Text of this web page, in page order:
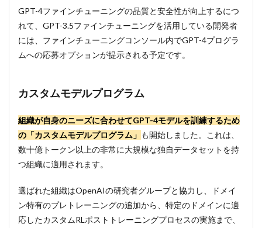
GPT-4ファインチューニングの品質と安全性が向上するにつ
れて、GPT-3.5ファインチューニングを活用している開発者
には、ファインチューニングコンソール内でGPT-4プログラ
ムへの応募オプションが提示される予定です。
カスタムモデルプログラム
組織が自身のニーズに合わせてGPT-4モデルを訓練するため
の「カスタムモデルプログラム」 も開始しました。これは、
数十億トークン以上の非常に大規模な独自データセットを持
つ組織に適用されます。
選ばれた組織はOpenAIの研究者グループと協力し、ドメイ
ン特有のプレトレーニングの追加から、特定のドメインに適
応したカスタムRLポストトレーニングプロセスの実施まで、